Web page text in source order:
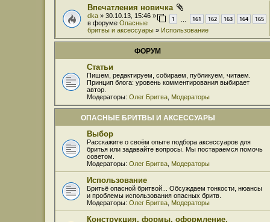
Впечатления новичка
1 161 162 163 164 165
dka » 30.10.13, 15:46 »
в форуме Опасные
бритвы и аксессуары » Использование
ФОРУМ
Статьи
Пишем, редактируем, собираем, публикуем, читаем.
Принцип блога: уровень комментирования выбирает
автор.
Модераторы: Олег Бритва Модераторы
ОПАСНЫЕ БРИТВЫ И АКСЕССУАРЫ
Выбор
Расскажите о своём опыте подбора аксессуаров для
бритья или задавайте вопросы. Мы постараемся помочь
советом.
Модераторы: Олег Бритва Модераторы
Использование
Бритьё опасной бритвой... Обсуждаем тонкости, нюансы
и проблемы использования опасных бритв.
Модераторы: Олег Бритва Модераторы
Конструкция, формы, оформление,